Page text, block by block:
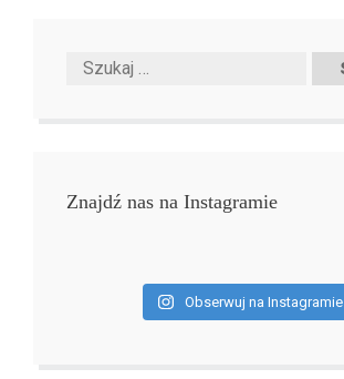
Znajdź nas na Instagramie
Obserwuj na Instagramie